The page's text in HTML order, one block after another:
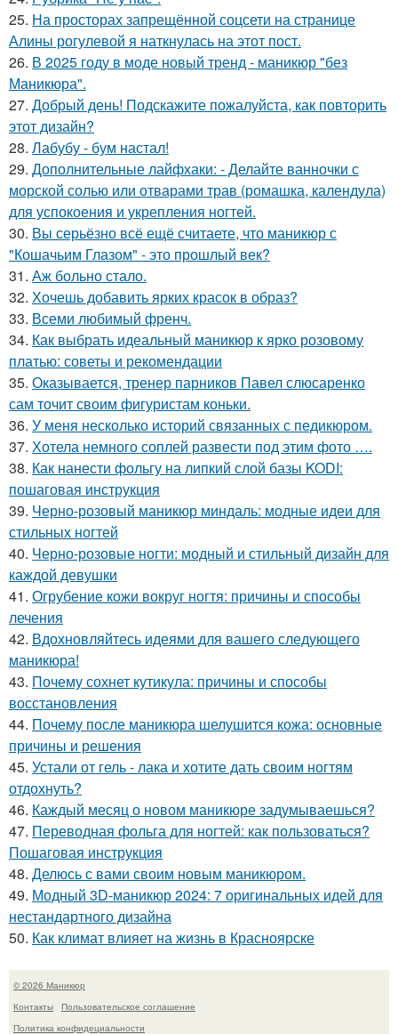
25. На просторах запрещённой соцсети на странице
Алины рогулевой я наткнулась на этот пост.
26. В 2025 году в моде новый тренд - маникюр "без
Маникюра".
27. Добрый день! Подскажите пожалуйста, как повторить
этот дизайн?
28. Лабубу - бум настал!
29. Дополнительные лайфхаки: - Делайте ванночки с
морской солью или отварами трав (ромашка, календула)
для успокоения и укрепления ногтей.
30. Вы серьёзно всё ещё считаете, что маникюр с
"Кошачьим Глазом" - это прошлый век?
31. Аж больно стало.
32. Хочешь добавить ярких красок в образ?
33. Всеми любимый френч.
34. Как выбрать идеальный маникюр к ярко розовому
платью: советы и рекомендации
35. Оказывается, тренер парников Павел слюсаренко
сам точит своим фигуристам коньки.
36. У меня несколько историй связанных с педикюром.
37. Хотела немного соплей развести под этим фото ….
38. Как нанести фольгу на липкий слой базы KODI:
пошаговая инструкция
39. Черно-розовый маникюр миндаль: модные идеи для
стильных ногтей
40. Черно-розовые ногти: модный и стильный дизайн для
каждой девушки
41. Огрубение кожи вокруг ногтя: причины и способы
лечения
42. Вдохновляйтесь идеями для вашего следующего
маникюра!
43. Почему сохнет кутикула: причины и способы
восстановления
44. Почему после маникюра шелушится кожа: основные
причины и решения
45. Устали от гель - лака и хотите дать своим ногтям
отдохнуть?
46. Каждый месяц о новом маникюре задумываешься?
47. Переводная фольга для ногтей: как пользоваться?
Пошаговая инструкция
48. Делюсь с вами своим новым маникюром.
49. Модный 3D-маникюр 2024: 7 оригинальных идей для
нестандартного дизайна
50. Как климат влияет на жизнь в Красноярске
© 2026 Маникюр
Контакты
Пользовательское соглашение
Политика конфидециальности